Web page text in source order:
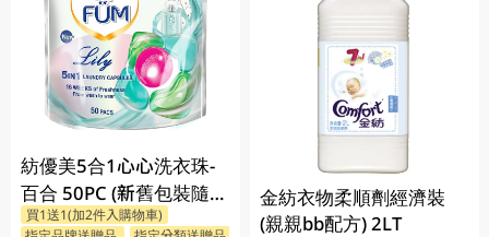
紡優美5合1心心洗衣珠-
百合 50PC (新舊包裝隨機
發送)
買1送1(加2件入購物車)
金紡衣物柔順劑經濟裝
(親親bb配方) 2LT